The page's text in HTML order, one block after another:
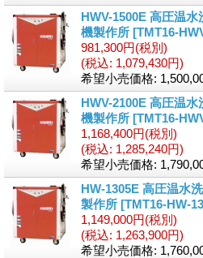
HWV-1500E 高圧温
機製作所 [TMT16-
981,300円(税別)
(税込: 1,079,430円)
希望小売価格:
HWV-2100E 高圧温
機製作所 [TMT16-
1,168,400円(税別)
(税込: 1,285,240円)
希望小売価格:
HW-1305E 高圧温水
製作所 [TMT16-HW-
1,149,000円(税別)
(税込: 1,263,900円)
希望小売価格: